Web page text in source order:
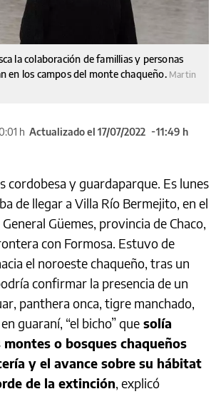
la colaboración de famillias y personas
en los campos del monte chaqueño. Martin
h Actualizado el 17/07/2022
11:49 h
cordobesa y guardaparque. Es lunes
de llegar a Villa Río Bermejito, en el
Güemes, provincia de Chaco,
con Formosa. Estuvo de
el noroeste chaqueño, tras un
confirmar la presencia de un
panthera onca, tigre manchado,
guaraní, “el bicho” que solía
o bosques chaqueños
y el avance sobre su hábitat
de la extinción, explicó